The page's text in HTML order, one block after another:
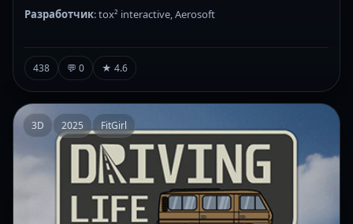
Разработчик: tox² interactive, Aerosoft
438 💬 0 ★ 4.6
3D 2025 FitGirl